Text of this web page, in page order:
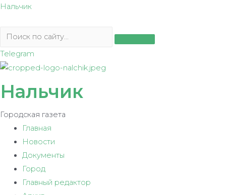
Перейти
содержимому
Нальчик
Telegram
Нальчик
Городская газета
Главная
Новости
Документы
Город
Главный редактор